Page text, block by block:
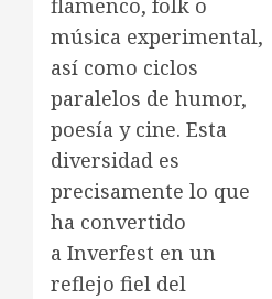
música experimental,
así como ciclos
paralelos de humor,
poesía y cine. Esta
diversidad es
precisamente lo que
ha convertido
a Inverfest en un
reflejo fiel del